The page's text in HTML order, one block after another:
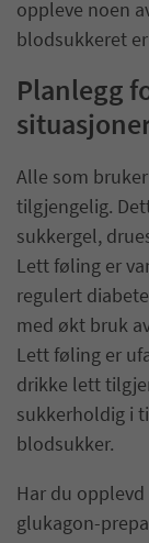
oppleve noen
blodsukkeret
Planlegg
Alle som
tilgjengelig.
sukkergel,
Lett føling er
regulert
med økt bruk
Lett føling er
drikke lett
sukkerholdig i
blodsukker.
Har du
glukagon-